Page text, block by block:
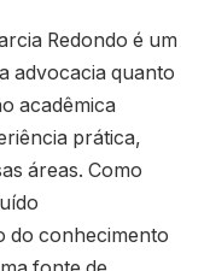
Redondo é um
advocacia quanto
acadêmica
prática,
áreas. Como
do conhecimento